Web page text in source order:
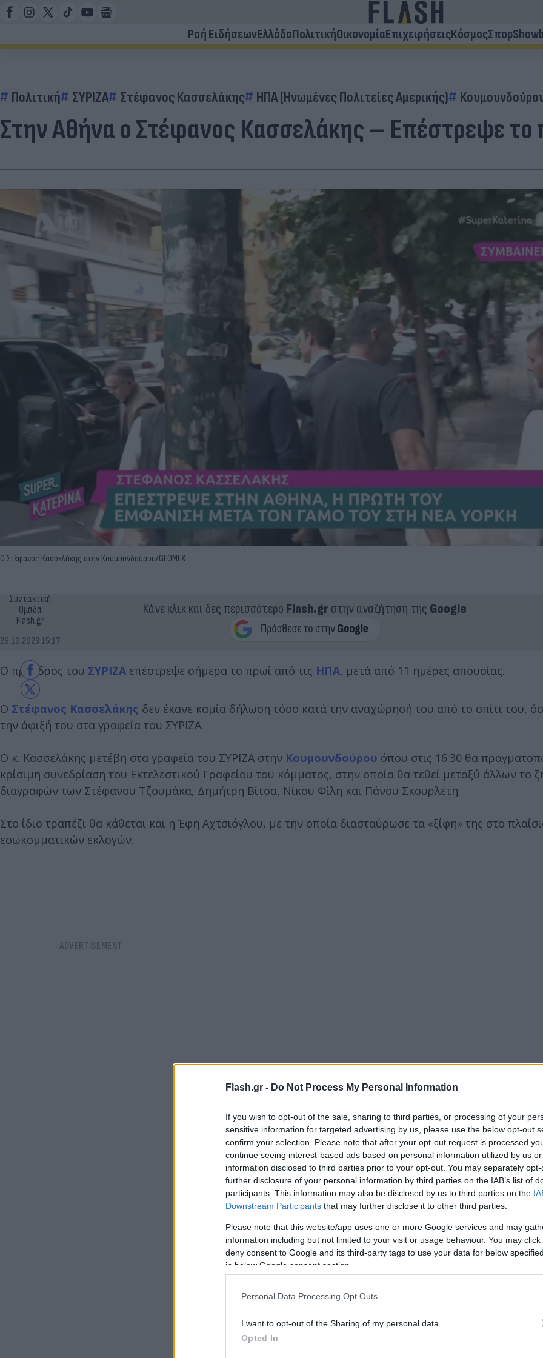
Flash.gr - Do Not Process My Personal Information
If you wish to opt-out of the sale, sharing to third parties, or processing of your
sensitive information for targeted advertising by us, please use the below opt-out
confirm your selection. Please note that after your opt-out request is processed
continue seeing interest-based ads based on personal information utilized by us
information disclosed to third parties prior to your opt-out. You may separately
further disclosure of your personal information by third parties on the IAB’s list of
participants. This information may also be disclosed by us to third parties on the
Downstream Participants that may further disclose it to other third parties.
Please note that this website/app uses one or more Google services and may
information including but not limited to your visit or usage behaviour. You may
deny consent to Google and its third-party tags to use your data for below
in below Google consent section.
Personal Data Processing Opt Outs
I want to opt-out of the Sharing of my personal data.
Opted In
Ροή ΕιδήσεωνΕλλάδαΠολιτικήΟικονομίαΕπιχειρήσειςΚόσμοςΣπορ
Πολιτική ΣΥΡΙΖΑ Στέφανος Κασσελάκης ΗΠΑ (Ηνωμένες Πολιτείες Αμερικής)
Στην Αθήνα ο Στέφανος Κασσελάκης – Επέστρεψε το
Ο Στέφανος Κασσελάκης στην Κουμουνδούρου/GLOMEX
Συντακτική
Ομάδα
Flash.gr
26.10.2023 15:17
Κάνε κλικ και δες περισσότερο Flash.grστην αναζήτηση της Google
Ο πρόεδρος του ΣΥΡΙΖΑ επέστρεψε σήμερα το πρωί από τις ΗΠΑ, μετά από 11 ημέρες απουσίας.
Ο Στέφανος Κασσελάκης δεν έκανε καμία δήλωση τόσο κατά την αναχώρησή του από το σπίτι του,
την άφιξή του στα γραφεία του ΣΥΡΙΖΑ.
Ο κ. Κασσελάκης μετέβη στα γραφεία του ΣΥΡΙΖΑ στην Κουμουνδούρου όπου στις 16:30 θα
κρίσιμη συνεδρίαση του Εκτελεστικού Γραφείου του κόμματος, στην οποία θα τεθεί μεταξύ άλλων το
διαγραφών των Στέφανου Τζουμάκα, Δημήτρη Βίτσα, Νίκου Φίλη και Πάνου Σκουρλέτη.
Στο ίδιο τραπέζι θα κάθεται και η Έφη Αχτσιόγλου, με την οποία διασταύρωσε τα «ξίφη» της στο
εσωκομματικών εκλογών.